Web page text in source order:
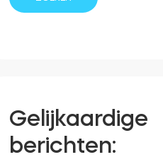
Gelijkaardige
berichten: